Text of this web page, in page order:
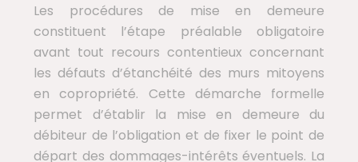
Les procédures de mise en demeure
constituent l’étape préalable obligatoire
avant tout recours contentieux concernant
les défauts d’étanchéité des murs mitoyens
en copropriété. Cette démarche formelle
permet d’établir la mise en demeure du
débiteur de l’obligation et de fixer le point de
départ des dommages-intérêts éventuels. La